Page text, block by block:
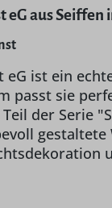
eG aus Seiffen
ist ein
passt sie
der Serie
gestaltete